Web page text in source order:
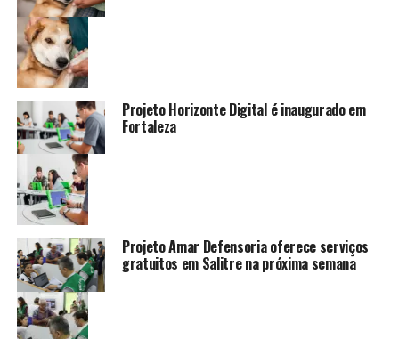
Projeto Horizonte Digital é inaugurado em
Fortaleza
Projeto Amar Defensoria oferece serviços
gratuitos em Salitre na próxima semana